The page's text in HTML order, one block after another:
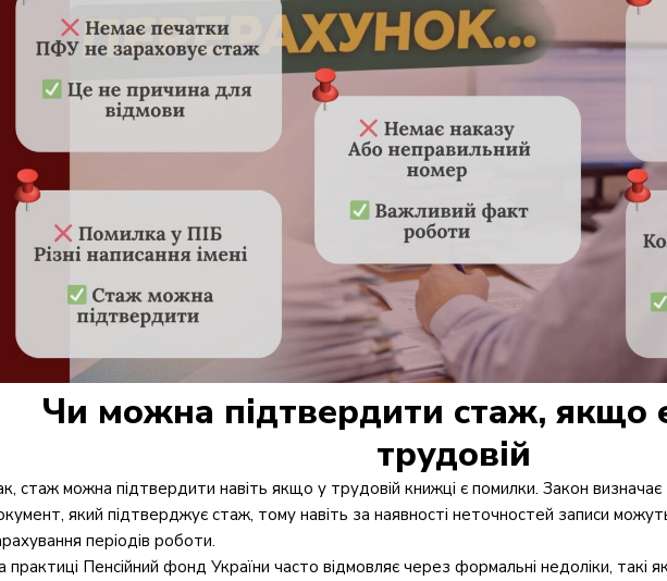
Чи можна підтвердити стаж, якщо
трудовій
стаж можна підтвердити навіть якщо у трудовій книжці є помилки. Закон
який підтверджує стаж, тому навіть за наявності неточностей записи
періодів роботи.
практиці Пенсійний фонд України часто відмовляє через формальні недоліки, такі